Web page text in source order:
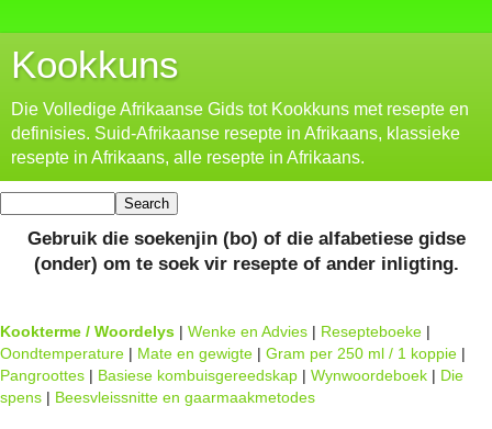
Kookkuns
Die Volledige Afrikaanse Gids tot Kookkuns met resepte en
definisies. Suid-Afrikaanse resepte in Afrikaans, klassieke
resepte in Afrikaans, alle resepte in Afrikaans.
Gebruik die soekenjin (bo) of die alfabetiese gidse
(onder) om te soek vir resepte of ander inligting.
Kookterme / Woordelys | Wenke en Advies | Resepteboeke |
Oondtemperature | Mate en gewigte | Gram per 250 ml / 1 koppie |
Pangroottes | Basiese kombuisgereedskap | Wynwoordeboek | Die
spens | Beesvleissnitte en gaarmaakmetodes